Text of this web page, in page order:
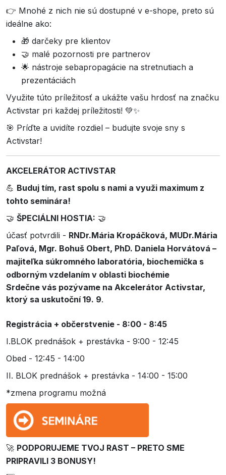
👉 Mnohé z nich nie sú dostupné v e-shope, preto sú
ideálne ako:
🎁 darčeky pre klientov
🤝 malé pozornosti pre partnerov
🌟 nástroje sebapropagácie na stretnutiach a
prezentáciách
Využite túto príležitosť a ukážte vašu hrdosť na značku
Activstar pri každej príležitosti! 💚✨
🎯 Príďte a uvidíte rozdiel – budujte svoje sny s
Activstar!
AKCELERÁTOR ACTIVSTAR
💪 Buduj tím, rast spolu s nami a využi maximum z
tohto seminára!
🤝 ŠPECIÁLNI HOSTIA: 🤝
účasť potvrdili - RNDr.Mária Kropáčková, MUDr.Mária
Paľová, Mgr. Bohuš Obert, PhD. Daniela Horvátová –
majiteľka súkromného laboratória, biochemička s
odborným vzdelaním v oblasti biochémie
Srdečne vás pozývame na Akcelerátor Activstar,
ktorý sa uskutoční 19. 9.
Registrácia + občerstvenie - 8:00 - 8:45
I.BLOK prednášok + prestávka - 9:00 - 12:45
Obed - 12:45 - 14:00
II. BLOK prednášok + prestávka - 14:00 - 15:00
*zmena programu možná
🚀 PODPORUJEME TVOJ RAST – PRETO SME
PRIPRAVILI 3 BONUSY!